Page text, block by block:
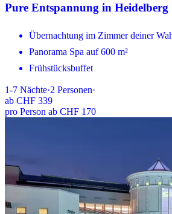
Pure Entspannung in Heidelberg
Übernachtung im Zimmer deiner
Panorama Spa auf 600 m²
Frühstücksbuffet
1-7 Nächte·2 Personen·
ab CHF 339
pro Person ab CHF 170